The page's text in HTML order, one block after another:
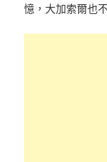
憶，大加索爾也